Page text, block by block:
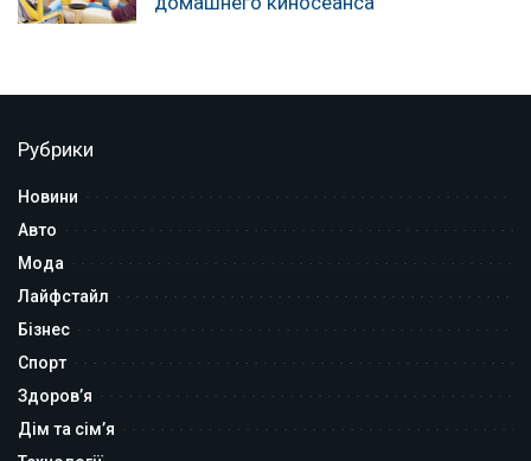
Рубрики
Новини
Авто
Мода
Лайфстайл
Бізнес
Спорт
Здоров’я
Дім та сім’я